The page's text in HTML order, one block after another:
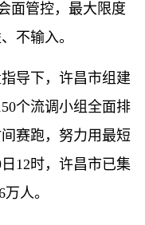
面管控，最大限度
不输入。
导下，许昌市组建
个流调小组全面排
赛跑，努力用最短
12时，许昌市已集
人。